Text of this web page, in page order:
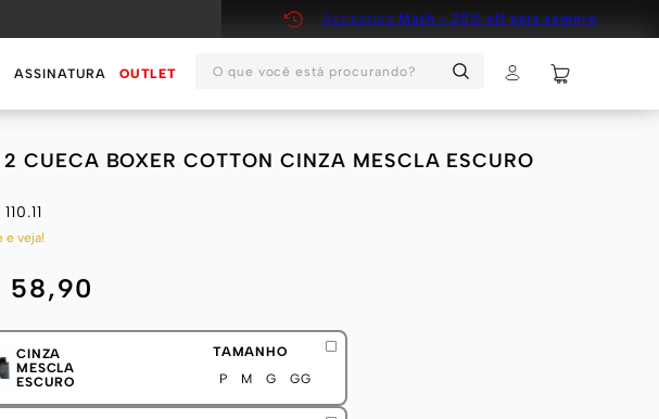
Assinatura Mash - 20% off para sempre
ASSINATURA OUTLET
O que você está procurando?
CUECA BOXER COTTON CINZA MESCLA ESCURO
110.11
e veja!
58,90
CINZA
MESCLA
ESCURO
TAMANHO
P
M G GG